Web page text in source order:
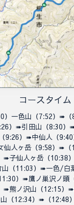
コースタイム
一色山（7:52）➠（
）➠引田山（8:30）
9:26）➠中仙人 （
仙人ヶ岳（9:58）➠（
➠子仙人ヶ岳（10:38
（11:03）➠一色/白
）➠鷹ノ巣沢ノ頭
➠熊ノ沢山（12:15）➠
（12:34）➠（12:48